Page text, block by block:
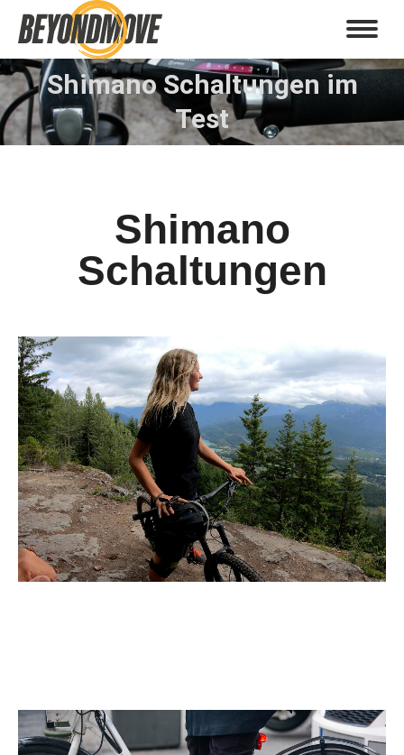
Shimano Schaltungen im
Test
Sie befinden sich hier:
Shimano
Schaltungen